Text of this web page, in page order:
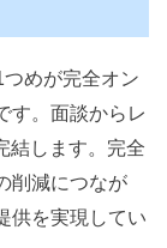
めが完全オン
す。面談からレ
結します。完全
削減につなが
供を実現してい